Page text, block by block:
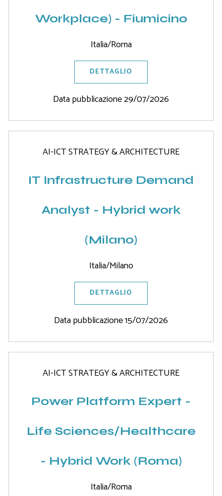
Workplace) - Fiumicino
Italia/Roma
DETTAGLIO
Data pubblicazione 29/07/2026
AI-ICT STRATEGY & ARCHITECTURE
IT Infrastructure Demand
Analyst - Hybrid work
(Milano)
Italia/Milano
DETTAGLIO
Data pubblicazione 15/07/2026
AI-ICT STRATEGY & ARCHITECTURE
Power Platform Expert -
Life Sciences/Healthcare
- Hybrid Work (Roma)
Italia/Roma